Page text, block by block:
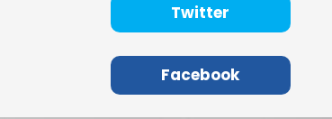
Twitter
Facebook